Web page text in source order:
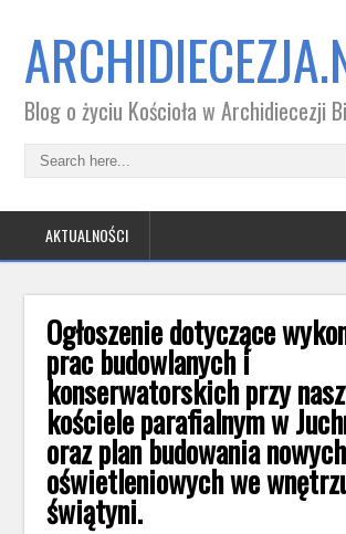
Blog o życiu Kościoła w Archidiecezji
AKTUALNOŚCI
Ogłoszenie dotyczące
prac budowlanych i
konserwatorskich przy
kościele parafialnym w
oraz plan budowania
oświetleniowych we
świątyni.